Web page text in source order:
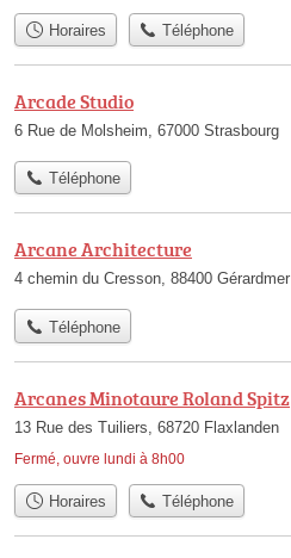
Horaires Téléphone
Arcade Studio
6 Rue de Molsheim, 67000 Strasbourg
Téléphone
Arcane Architecture
4 chemin du Cresson, 88400 Gérardmer
Téléphone
Arcanes Minotaure Roland Spitz
13 Rue des Tuiliers, 68720 Flaxlanden
Fermé, ouvre lundi à 8h00
Horaires Téléphone